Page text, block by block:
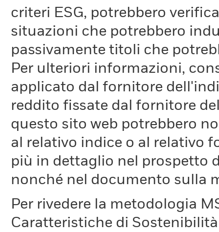
criteri ESG, potrebbero
situazioni che potrebbero
passivamente titoli che
Per ulteriori informazioni,
applicato dal fornitore
reddito fissate dal fornitore
questo sito web potrebbero
al relativo indice o al relativo
più in dettaglio nel prospetto
nonché nel documento sulla
Per rivedere la metodologia
Caratteristiche di